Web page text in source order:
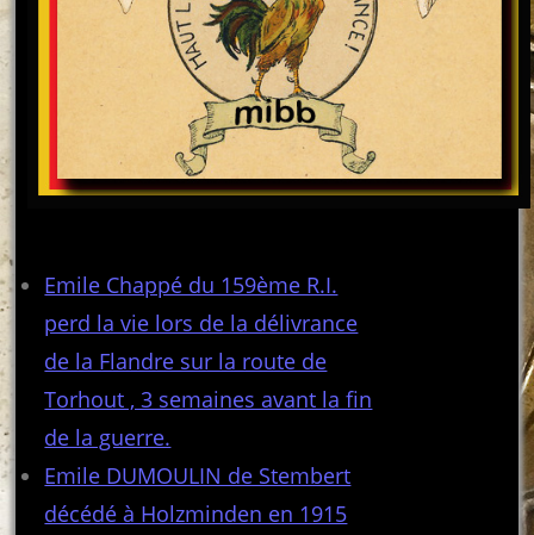
Emile Chappé du 159ème R.I.
perd la vie lors de la délivrance
de la Flandre sur la route de
Torhout , 3 semaines avant la fin
de la guerre.
Emile DUMOULIN de Stembert
décédé à Holzminden en 1915